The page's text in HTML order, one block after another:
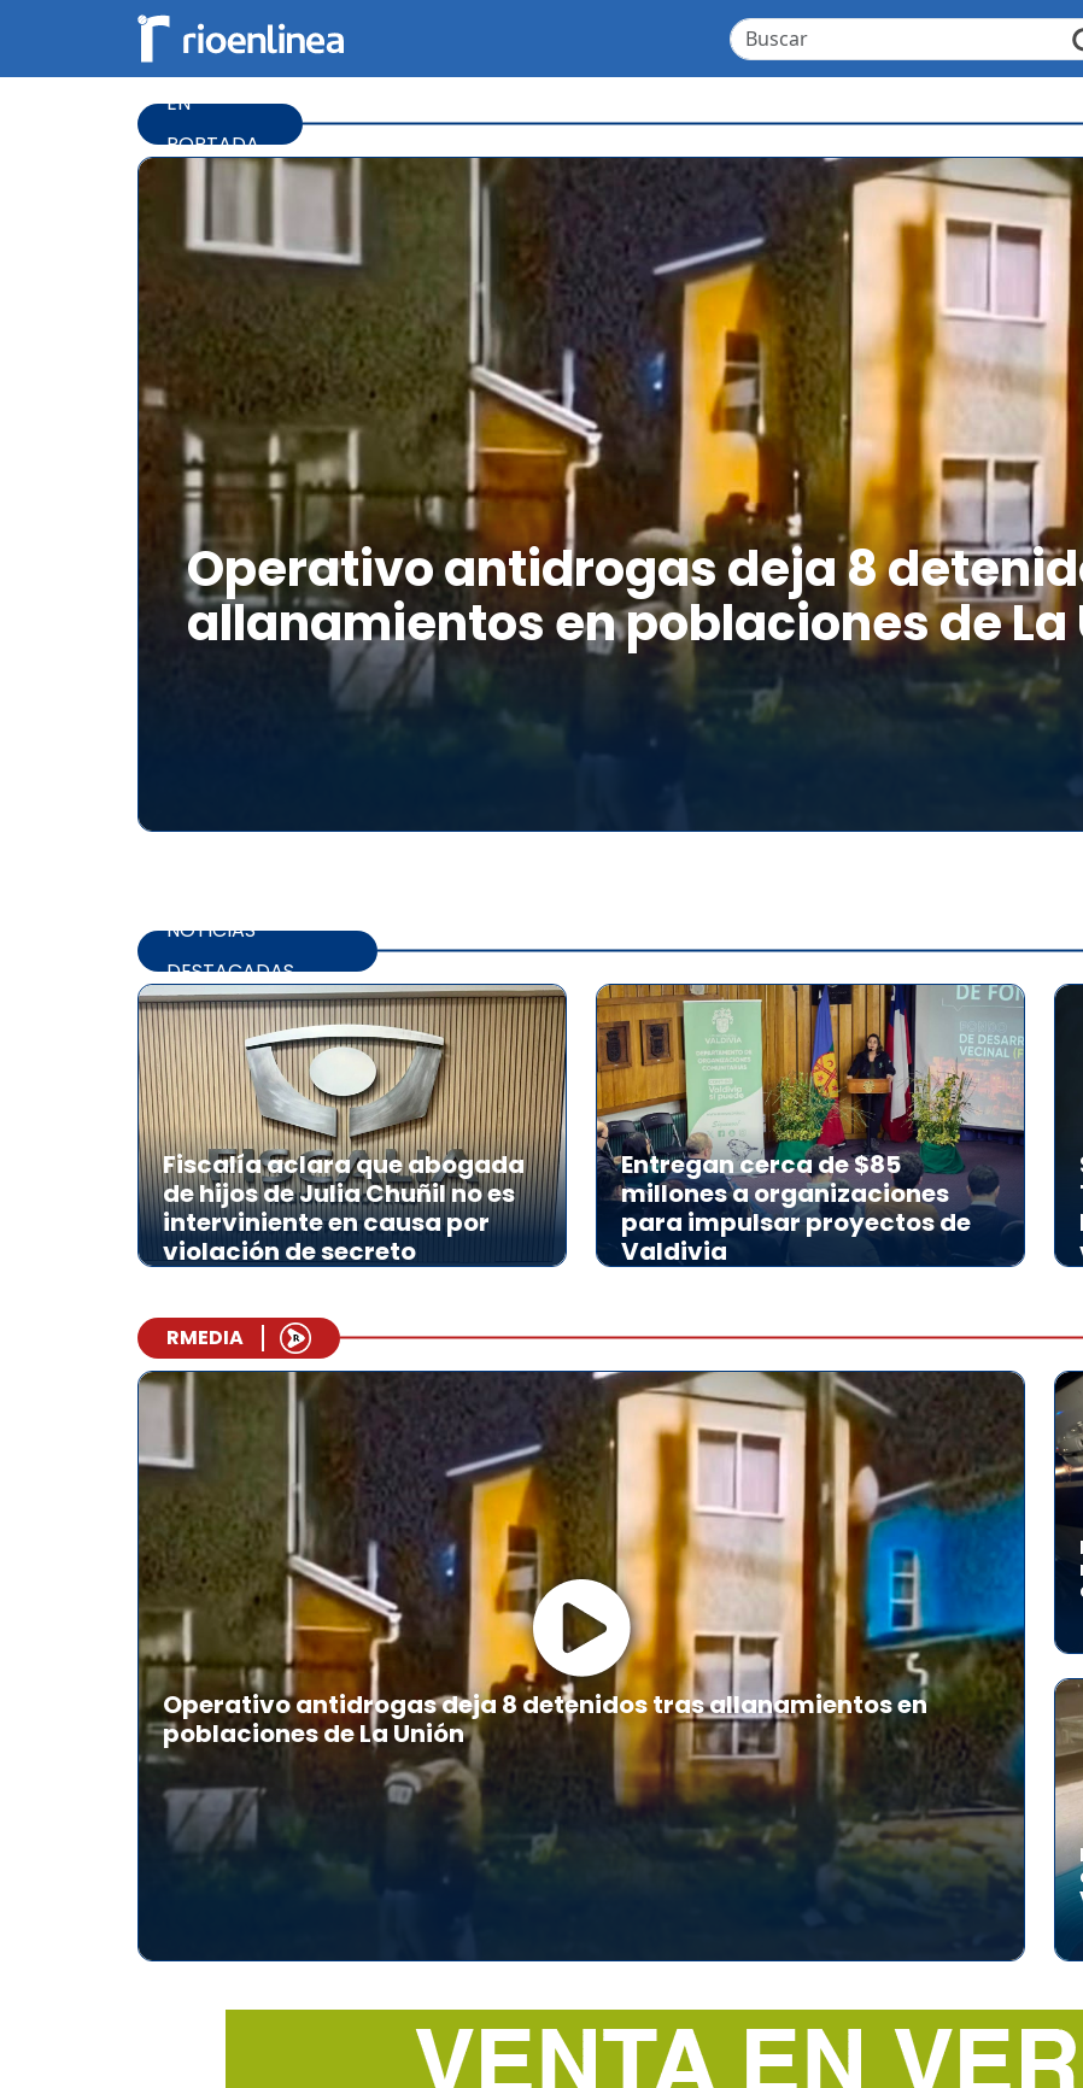
EN
PORTADA
Operativo antidrogas deja 8
allanamientos en poblaciones de La
NOTICIAS
DESTACADAS
Fiscalía aclara que abogada
de hijos de Julia Chuñil no es
interviniente en causa por
violación de secreto
Entregan cerca de $85
millones a organizaciones
para impulsar proyectos de
Valdivia
RMEDIA
Operativo antidrogas deja 8 detenidos tras allanamientos en
poblaciones de La Unión